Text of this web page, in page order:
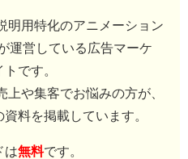
明用特化のアニメーション
運営している広告マーケ
です。
上や集客でお悩みの方が、
料を掲載しています。
は無料です。